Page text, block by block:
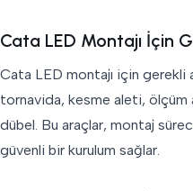
Cata LED Montajı İçin
Cata LED montajı için gerekli
tornavida, kesme aleti,
dübel. Bu araçlar, montaj
güvenli bir kurulum sağlar.